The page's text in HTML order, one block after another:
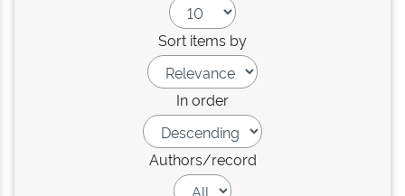
Sort items by
In order
Authors/record